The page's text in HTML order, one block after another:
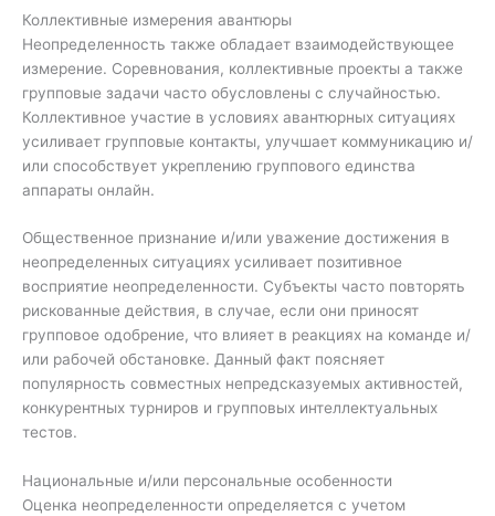
Коллективные измерения авантюры
Неопределенность также обладает взаимодействующее
измерение. Соревнования, коллективные проекты а также
групповые задачи часто обусловлены с случайностью.
Коллективное участие в условиях авантюрных ситуациях
усиливает групповые контакты, улучшает коммуникацию и/
или способствует укреплению группового единства
аппараты онлайн.
Общественное признание и/или уважение достижения в
неопределенных ситуациях усиливает позитивное
восприятие неопределенности. Субъекты часто повторять
рискованные действия, в случае, если они приносят
групповое одобрение, что влияет в реакциях на команде и/
или рабочей обстановке. Данный факт поясняет
популярность совместных непредсказуемых активностей,
конкурентных турниров и групповых интеллектуальных
тестов.
Национальные и/или персональные особенности
Оценка неопределенности определяется с учетом